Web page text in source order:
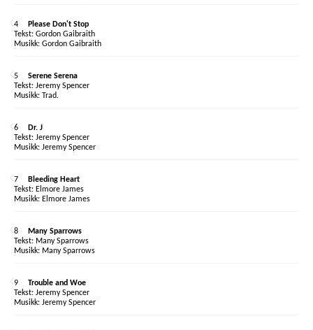
4
Please Don't Stop
Gordon Gaibraith
Gordon Gaibraith
5
Serene Serena
Jeremy Spencer
Trad.
6
Dr. J
Jeremy Spencer
Jeremy Spencer
7
Bleeding Heart
Elmore James
Elmore James
8
Many Sparrows
Many Sparrows
Many Sparrows
9
Trouble and Woe
Jeremy Spencer
Jeremy Spencer